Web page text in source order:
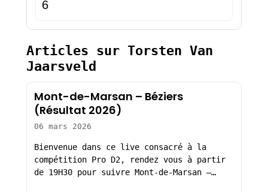
6
Articles sur Torsten Van
Jaarsveld
Mont-de-Marsan – Béziers
(Résultat 2026)
06 mars 2026
Bienvenue dans ce live consacré à la
compétition Pro D2, rendez vous à partir
de 19H30 pour suivre Mont-de-Marsan –…